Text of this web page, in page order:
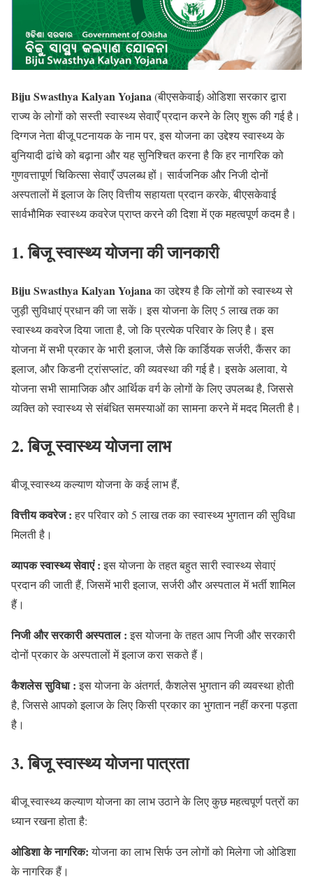
Biju Swasthya Kalyan Yojana(बीएसकेवाई) ओडिशा सरकार द्वारा
राज्य के लोगों को सस्ती स्वास्थ्य सेवाएँ प्रदान करने के लिए शुरू की गई है।
दिग्गज नेता बीजू पटनायक के नाम पर, इस योजना का उद्देश्य स्वास्थ्य के
बुनियादी ढांचे को बढ़ाना और यह सुनिश्चित करना है कि हर नागरिक को
गुणवत्तापूर्ण चिकित्सा सेवाएँ उपलब्ध हों। सार्वजनिक और निजी दोनों
अस्पतालों में इलाज के लिए वित्तीय सहायता प्रदान करके, बीएसकेवाई
सार्वभौमिक स्वास्थ्य कवरेज प्राप्त करने की दिशा में एक महत्वपूर्ण कदम है।
1. बिजू स्वास्थ्य योजना की जानकारी
Biju Swasthya Kalyan Yojanaका उद्देश्य है कि लोगों को स्वास्थ्य से
जुड़ी सुविधाएं प्रधान की जा सकें। इस योजना के लिए 5 लाख तक का
स्वास्थ्य कवरेज दिया जाता है, जो कि प्रत्येक परिवार के लिए है। इस
योजना में सभी प्रकार के भारी इलाज, जैसे कि कार्डियक सर्जरी, कैंसर का
इलाज, और किडनी ट्रांसप्लांट, की व्यवस्था की गई है। इसके अलावा, ये
योजना सभी सामाजिक और आर्थिक वर्ग के लोगों के लिए उपलब्ध है, जिससे
व्यक्ति को स्वास्थ्य से संबंधित समस्याओं का सामना करने में मदद मिलती है।
2. बिजू स्वास्थ्य योजना लाभ
बीजू स्वास्थ्य कल्याण योजना के कई लाभ हैं,
वित्तीय कवरेज :हर परिवार को 5 लाख तक का स्वास्थ्य भुगतान की सुविधा
मिलती है।
व्यापक स्वास्थ्य सेवाएं :इस योजना के तहत बहुत सारी स्वास्थ्य सेवाएं
प्रदान की जाती हैं, जिसमें भारी इलाज, सर्जरी और अस्पताल में भर्ती शामिल
हैं।
निजी और सरकारी अस्पताल :इस योजना के तहत आप निजी और सरकारी
दोनों प्रकार के अस्पतालों में इलाज करा सकते हैं।
कैशलेस सुविधा :इस योजना के अंतगर्त, कैशलेस भुगतान की व्यवस्था होती
है, जिससे आपको इलाज के लिए किसी प्रकार का भुगतान नहीं करना पड़ता
है।
3. बिजू स्वास्थ्य योजना पात्रता
बीजू स्वास्थ्य कल्याण योजना का लाभ उठाने के लिए कुछ महत्वपूर्ण पत्रों का
ध्यान रखना होता है:
ओडिशा के नागरिक:योजना का लाभ सिर्फ उन लोगों को मिलेगा जो ओडिशा
के नागरिक हैं।